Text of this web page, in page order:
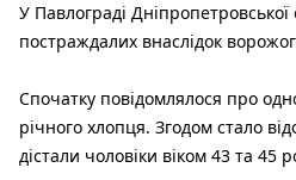
У Павлограді Дніпропетровської
постраждалих внаслідок
Спочатку повідомлялося про
річного хлопця. Згодом стало
дістали чоловіки віком 43 та 45